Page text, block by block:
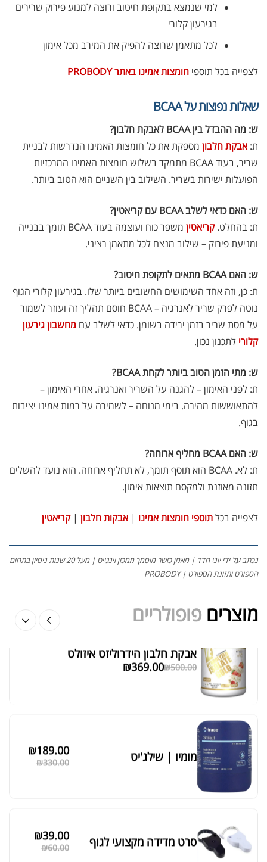
למי שנמצא בתקופת חיטוב ורוצה למנוע פירוק שרירים
בגירעון קלורי
לכל מתאמן שרוצה להפיק את המירב מכל אימון
לצפייה בכל תוספי חומצות אמינו באתר PROBODY
שאלות נפוצות על BCAA
ש: מה ההבדל בין BCAA לאבקת חלבון?
ת: אבקת חלבון מספקת את כל חומצות האמינו הנדרשות לבניית
שריר, בעוד BCAA מתמקד בשלוש חומצות האמינו המרכזיות
הפועלות ישירות בשריר. השילוב בין השניים הוא הטוב ביותר.
ש: האם כדאי לשלב BCAA עם קריאטין?
ת: בהחלט.קריאטין
משפר כוח ועוצמה בעוד BCAA תומך בבנייה
ומניעת פירוק – שילוב מנצח לכל מתאמן רציני.
ש: האם BCAA מתאים לתקופת חיטוב?
ת: כן, וזה אחד השימושים החשובים ביותר שלו. בגירעון קלורי הגוף
נוטה לפרק שריר לאנרגיה – BCAA חוסם תהליך זה ועוזר לשמור
על מסת שריר בזמן ירידה בשומן. כדאי לשלב עם מחשבון גירעון
קלורי לתכנון נכון.
ש: מתי הזמן הטוב ביותר לקחת BCAA?
ת: לפני האימון – להגנה על השריר ואנרגיה. אחרי האימון –
להתאוששות מהירה. בימי מנוחה – לשמירה על רמות אמינו יציבות
בגוף.
ש: האם BCAA מחליף ארוחה?
ת: לא. BCAA הוא תוסף תומך, לא תחליף ארוחה. הוא נועד להשלים
תזונה מאוזנת ולמקסם תוצאות אימון.
לצפייה בכלתוספי חומצות אמינו | אבקות חלבון |קריאטין
נכתב על ידי יוני חדד | מאמן כושר מוסמך ממכון וינגייט | מעל 20 שנות ניסיון בתחום
הספורט ותזונת הספורט | PROBODY
מוצרים פופולריים
מציג 1–6 מתוך 524 תוצאות
סידור ברירת מחדל
שייקר מקצועי פרובודי לחלבון או גיינר
₪40.00
20.00
אבקת חלבון הידרוליזט איזולט
₪500.00
₪369.00
מומיו | שילג'יט 189.00
₪60.00